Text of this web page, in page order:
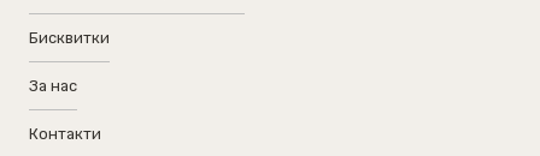
Бисквитки
За нас
Контакти